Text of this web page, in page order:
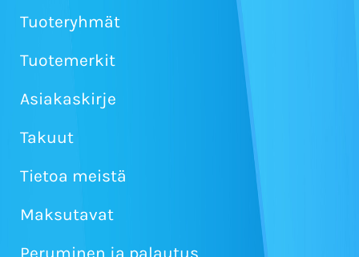
Tuoteryhmät
Tuotemerkit
Asiakaskirje
Takuut
Tietoa meistä
Maksutavat
Peruminen ja palautus